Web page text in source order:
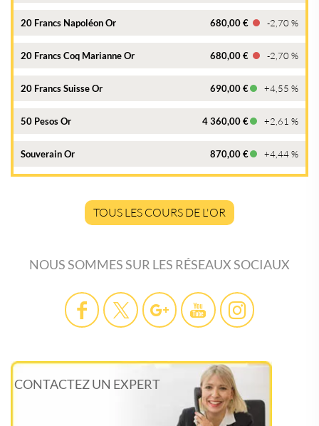
20 Francs Napoléon Or 680,00 € -2,70 %
20 Francs Coq Marianne Or 680,00 € -2,70 %
20 Francs Suisse Or 690,00 € +4,55 %
50 Pesos Or 4 360,00 € +2,61 %
Souverain Or 870,00 € +4,44 %
TOUS LES COURS DE L'OR
NOUS SOMMES SUR LES RÉSEAUX SOCIAUX
CONTACTEZ UN EXPERT